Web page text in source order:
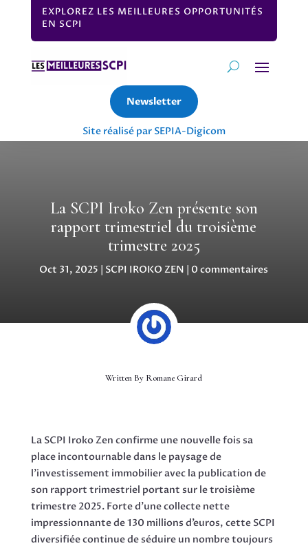
EXPLOREZ LES MEILLEURES OPPORTUNITÉS
EN SCPI
Newsletter
Site réalisé par SEPIA-Digicom
La SCPI Iroko Zen présente son
rapport trimestriel du troisième
trimestre 2025
Oct 31, 2025 | SCPI IROKO ZEN | 0 commentaires
Written By Romane Girard
La SCPI Iroko Zen confirme une nouvelle fois sa
place incontournable dans le paysage de
l’investissement immobilier avec la publication de
son rapport trimestriel portant sur le troisième
trimestre 2025. Forte d’une collecte nette
impressionnante de 130 millions d’euros, cette SCPI
diversifiée continue de séduire un nombre toujours